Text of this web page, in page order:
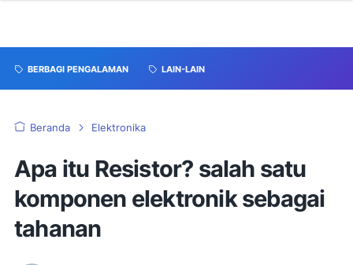
BERBAGI PENGALAMAN LAIN-LAIN
Beranda Elektronika
Apa itu Resistor? salah satu
komponen elektronik sebagai
tahanan